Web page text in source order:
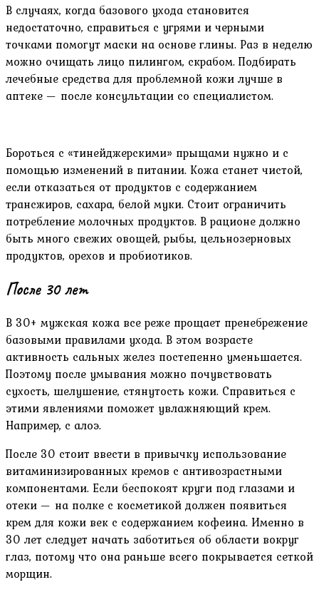
В случаях, когда базового ухода становится
недостаточно, справиться с угрями и черными
точками помогут маски на основе глины. Раз в неделю
можно очищать лицо пилингом, скрабом. Подбирать
лечебные средства для проблемной кожи лучше в
аптеке — после консультации со специалистом.
Бороться с «тинейджерскими» прыщами нужно и с
помощью изменений в питании. Кожа станет чистой,
если отказаться от продуктов с содержанием
трансжиров, сахара, белой муки. Стоит ограничить
потребление молочных продуктов. В рационе должно
быть много свежих овощей, рыбы, цельнозерновых
продуктов, орехов и пробиотиков.
После 30 лет
В 30+ мужская кожа все реже прощает пренебрежение
базовыми правилами ухода. В этом возрасте
активность сальных желез постепенно уменьшается.
Поэтому после умывания можно почувствовать
сухость, шелушение, стянутость кожи. Справиться с
этими явлениями поможет увлажняющий крем.
Например, с алоэ.
После 30 стоит ввести в привычку использование
витаминизированных кремов с антивозрастными
компонентами. Если беспокоят круги под глазами и
отеки — на полке с косметикой должен появиться
крем для кожи век с содержанием кофеина. Именно в
30 лет следует начать заботиться об области вокруг
глаз, потому что она раньше всего покрывается сеткой
морщин.